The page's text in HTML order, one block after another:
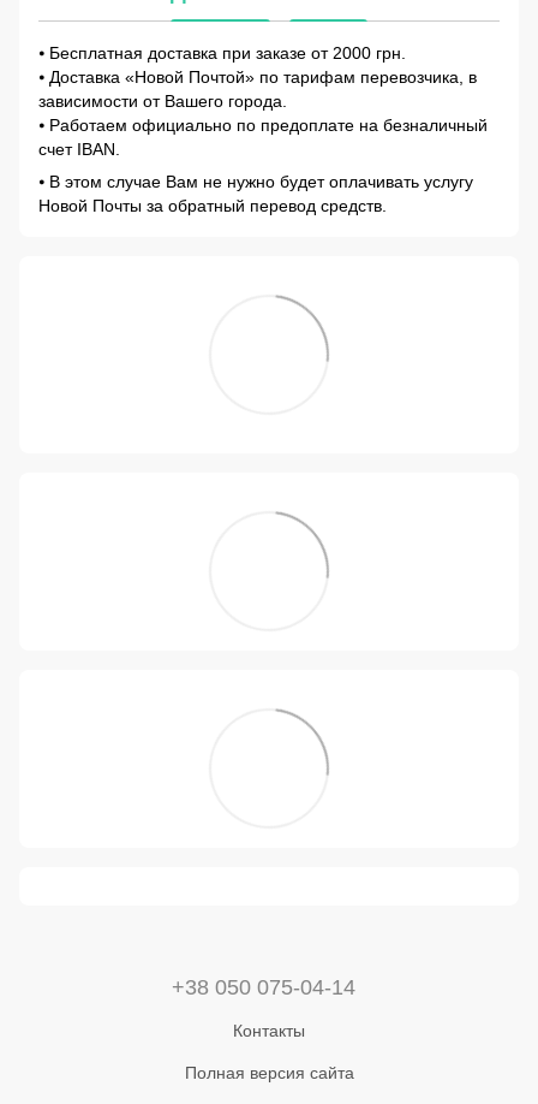
⦁ Бесплатная доставка при заказе от 2000 грн.
⦁ Доставка «Новой Почтой» по тарифам перевозчика, в
зависимости от Вашего города.
⦁ Работаем официально по предоплате на безналичный
счет IBAN.
⦁ В этом случае Вам не нужно будет оплачивать услугу
Новой Почты за обратный перевод средств.
+38 050 075-04-14
Контакты
Полная версия сайта